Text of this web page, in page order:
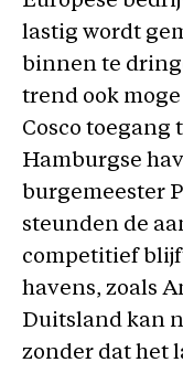
lastig wordt
binnen te
trend ook
Cosco toegang
Hamburgse
burgemeester
steunden de
competitief
havens, zoals
Duitsland kan
zonder dat het